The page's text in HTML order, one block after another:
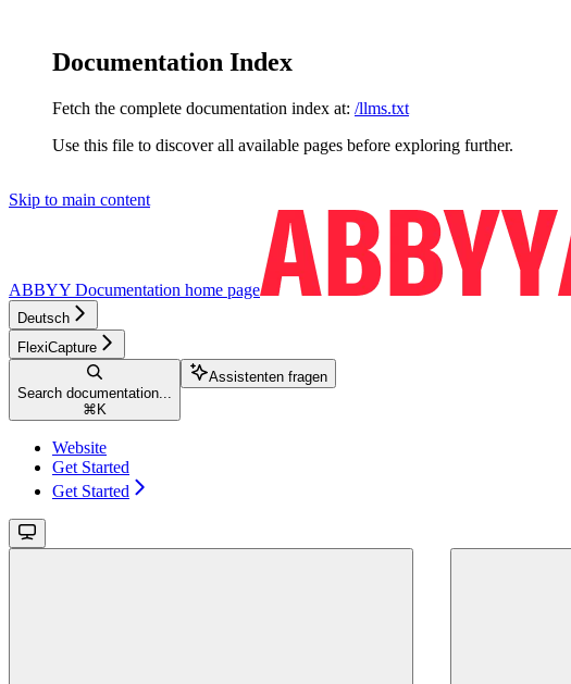
Documentation Index
Fetch the complete documentation index at: /llms.txt
Use this file to discover all available pages before exploring further.
Skip to main content
ABBYY Documentation home page
Deutsch
FlexiCapture
Search documentation...
⌘ K
Assistenten fragen
Website
Get Started
Get Started